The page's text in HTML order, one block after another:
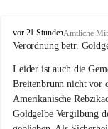
B
r
i
t
e
n
b
vor 21 StundenAmtliche
Verordnung betr.
Leider ist auch die
Breitenbrunn nicht vor
Amerikanische
Goldgelbe Vergilbung